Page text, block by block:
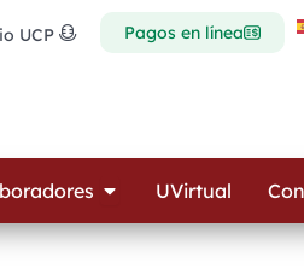
UCP Pagos en línea
Open Colaboradores
UVirtual